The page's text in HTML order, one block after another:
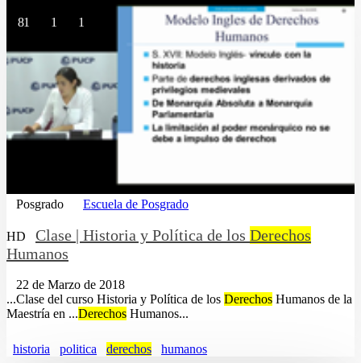
81 1 1
Posgrado Escuela de Posgrado
HD Clase | Historia y Política de los Derechos
Humanos
22 de Marzo de 2018
...Clase del curso Historia y Política de los Derechos Humanos de la
Maestría en ...Derechos Humanos...
historia politica derechos humanos